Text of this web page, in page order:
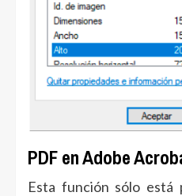
PDF en Adobe
Esta función sólo está